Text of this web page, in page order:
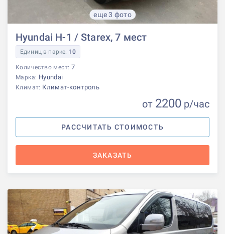
еще 3 фото
Hyundai H-1 / Starex, 7 мест
Единиц в парке: 10
Количество мест: 7
Марка: Hyundai
Климат: Климат-контроль
от 2200 р/час
РАССЧИТАТЬ СТОИМОСТЬ
ЗАКАЗАТЬ